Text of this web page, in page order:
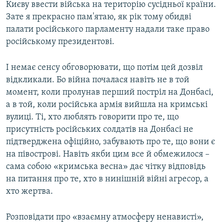
Києву ввести війська на територію сусідньої країни.
Зате я прекрасно пам'ятаю, як рік тому обидві
палати російського парламенту надали таке право
російському президентові.
І немає сенсу обговорювати, що потім цей дозвіл
відкликали. Бо війна почалася навіть не в той
момент, коли пролунав перший постріл на Донбасі,
а в той, коли російська армія вийшла на кримські
вулиці. Ті, хто люблять говорити про те, що
присутність російських солдатів на Донбасі не
підтверджена офіційно, забувають про те, що вони є
на півострові. Навіть якби цим все й обмежилося –
сама собою «кримська весна» дає чітку відповідь
на питання про те, хто в нинішній війні агресор, а
хто жертва.
Розповідати про «взаємну атмосферу ненависті»,